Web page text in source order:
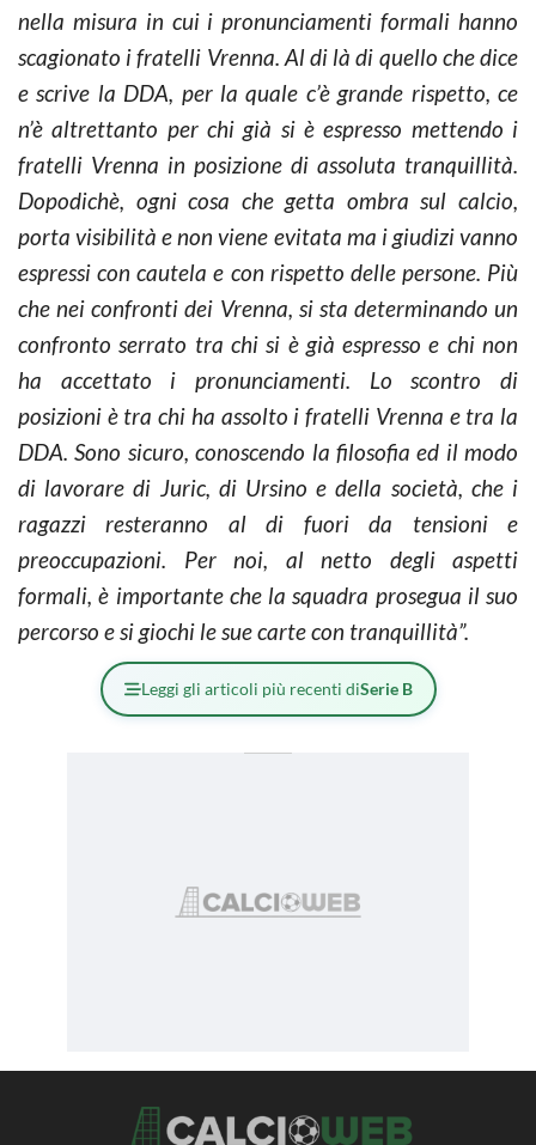
nella misura in cui i pronunciamenti formali hanno
scagionato i fratelli Vrenna. Al di là di quello che dice
e scrive la DDA, per la quale c’è grande rispetto, ce
n’è altrettanto per chi già si è espresso mettendo i
fratelli Vrenna in posizione di assoluta tranquillità.
Dopodichè, ogni cosa che getta ombra sul calcio,
porta visibilità e non viene evitata ma i giudizi vanno
espressi con cautela e con rispetto delle persone. Più
che nei confronti dei Vrenna, si sta determinando un
confronto serrato tra chi si è già espresso e chi non
ha accettato i pronunciamenti. Lo scontro di
posizioni è tra chi ha assolto i fratelli Vrenna e tra la
DDA. Sono sicuro, conoscendo la filosofia ed il modo
di lavorare di Juric, di Ursino e della società, che i
ragazzi resteranno al di fuori da tensioni e
preoccupazioni. Per noi, al netto degli aspetti
formali, è importante che la squadra prosegua il suo
percorso e si giochi le sue carte con tranquillità”.
Leggi gli articoli più recenti diSerie B